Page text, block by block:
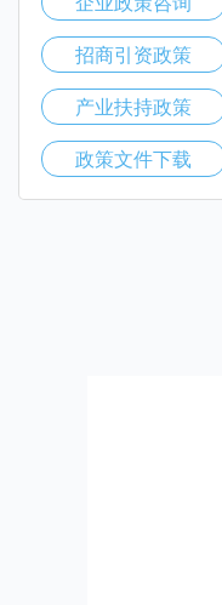
招商引资政策
产业扶持政策
政策文件下载